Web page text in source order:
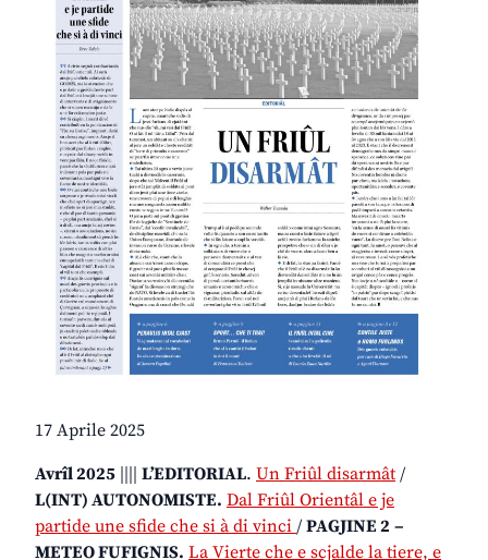
17 Aprile 2025
Avrîl 2025
L’EDITORIAL. Un Friûl disarmât /
L(INT) AUTONOMISTE. Dal Friûl Orientâl e je
partide une sfide che si à di vinci / PAGJINE 2 –
METEO FUFIGNIS. La Vierte che e scjalde la tiere, e